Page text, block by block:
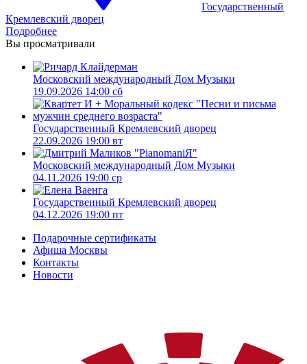
Государственный
Кремлевский дворец
Подробнее
Вы просматривали
Московский международный Дом Музыки
19.09.2026 14:00 сб
Государственный Кремлевский дворец
22.09.2026 19:00 вт
Московский международный Дом Музыки
04.11.2026 19:00 ср
Государственный Кремлевский дворец
04.12.2026 19:00 пт
Подарочные сертификаты
Афиша Москвы
Контакты
Новости